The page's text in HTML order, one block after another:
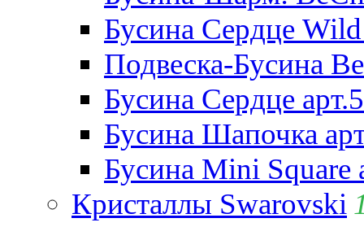
Бусина Сердце
Подвеска-Бусина
Бусина Сердце
Бусина Шапочка
Бусина Mini Square
Кристаллы Swarovski